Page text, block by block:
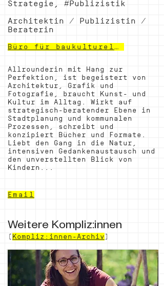
Strategie, #Publizistik
Architektin / Publizistin /
Beraterin
Allrounderin mit Hang zur
Perfektion, ist begeistert von
Architektur, Grafik und
Fotografie, braucht Kunst- und
Kultur im Alltag. Wirkt auf
strategisch-beratender Ebene in
Stadtplanung und kommunalen
Prozessen, schreibt und
konzipiert Bücher und Formate.
Liebt den Gang in die Natur,
intensiven Gedankenaustausch und
den unverstellten Blick von
Kindern...
Email
Weitere Kompliz:innen
( Kompliz:innen-Archiv)